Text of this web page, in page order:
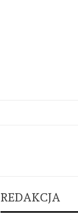
REDAKCJA